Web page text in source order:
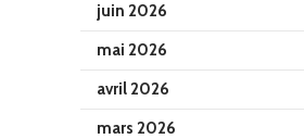
juin 2026
mai 2026
avril 2026
mars 2026